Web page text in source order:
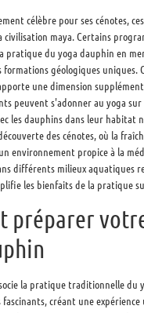
célèbre pour ses cénotes,
civilisation maya. Certains
pratique du yoga dauphin en
formations géologiques uniques.
une dimension
peuvent s'adonner au yoga sur
les dauphins dans leur habitat
des cénotes, où la
environnement propice à la
différents milieux aquatiques
les bienfaits de la pratique
préparer
la pratique traditionnelle du
créant une